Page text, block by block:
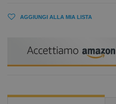
AGGIUNGI ALLA MIA LISTA